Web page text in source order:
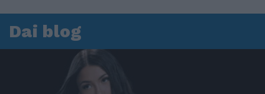
Dai blog